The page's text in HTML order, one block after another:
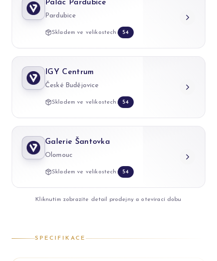
Palác Pardubice
Pardubice
Skladem ve velikostech: 54
IGY Centrum
České Budějovice
Skladem ve velikostech: 54
Galerie Šantovka
Olomouc
Skladem ve velikostech: 54
Kliknutím zobrazíte detail prodejny a otevírací dobu
SPECIFIKACE